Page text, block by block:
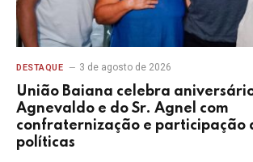
DESTAQUE 3 de agosto de 2026
União Baiana celebra
Agnevaldo e do Sr. Agnel com
confraternização e participação
políticas